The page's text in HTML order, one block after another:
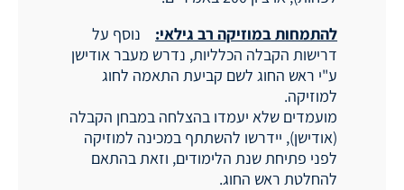
להתמחות במוזיקה רב גילאי: נוסף על
דרישות הקבלה הכלליות, נדרש מעבר אודישן
ע"י ראש החוג לשם קביעת התאמה לחוג
למוזיקה.
מועמדים שלא יעמדו בהצלחה במבחן הקבלה
(אודישן), יידרשו להשתתף במכינה למוזיקה
לפני פתיחת שנת הלימודים, וזאת בהתאם
להחלטת ראש החוג.
ממוצע 80 בתואר הראשון ובתעודת ההוראה ומעבר ועדת